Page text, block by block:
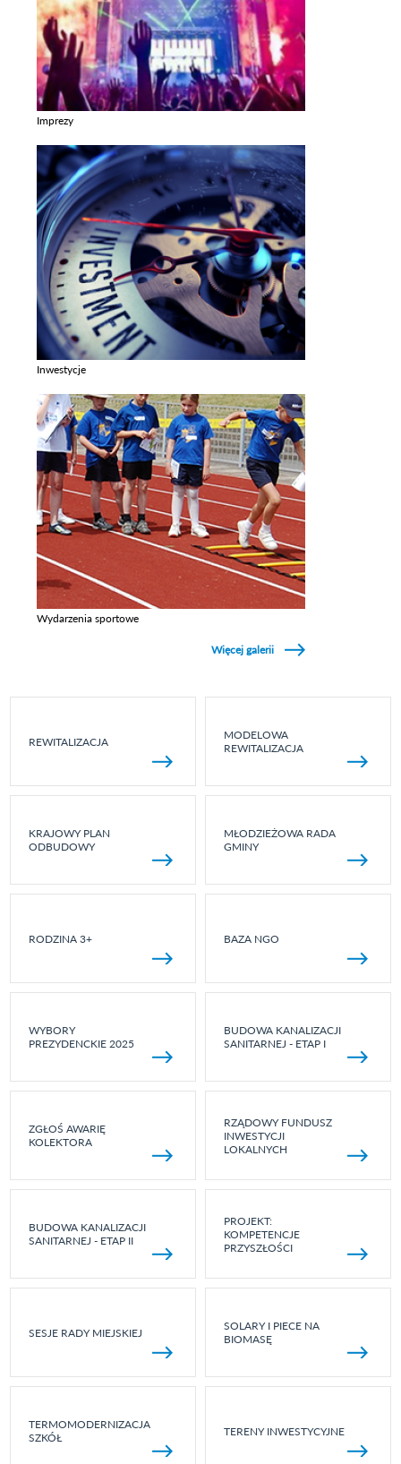
Imprezy
Inwestycje
Wydarzenia sportowe
Więcej galerii
REWITALIZACJA
MODELOWA
REWITALIZACJA
KRAJOWY PLAN
ODBUDOWY
MŁODZIEŻOWA RADA
GMINY
RODZINA 3+ BAZA NGO
WYBORY
PREZYDENCKIE 2025
BUDOWA KANALIZACJI
SANITARNEJ - ETAP I
ZGŁOŚ AWARIĘ
KOLEKTORA
RZĄDOWY FUNDUSZ
INWESTYCJI
LOKALNYCH
BUDOWA KANALIZACJI
SANITARNEJ - ETAP II
PROJEKT:
KOMPETENCJE
PRZYSZŁOŚCI
SESJE RADY MIEJSKIEJ
SOLARY I PIECE NA
BIOMASĘ
TERMOMODERNIZACJA
SZKÓŁ
TERENY INWESTYCYJNE